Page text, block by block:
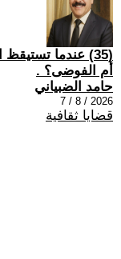
(35) عندما
أم الفوضى؟ .
حامد الضبياني
2026 / 8 / 7
قضايا ثقافية